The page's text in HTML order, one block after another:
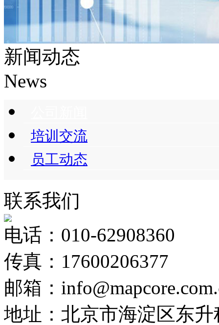
新闻动态
News
培训交流
员工动态
联系我们
电话：010-62908360
传真：17600206377
邮箱：
地址：北京市海淀区东